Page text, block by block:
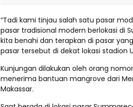
“Tadi kami tinjau salah satu pasar
pasar tradisional modern berlokasi di
kita benahi dan terapkan di pasar
pasar tersebut di dekat lokasi stadion
Kunjungan dilakukan oleh orang
menerima bantuan mangrove dari
Makassar.